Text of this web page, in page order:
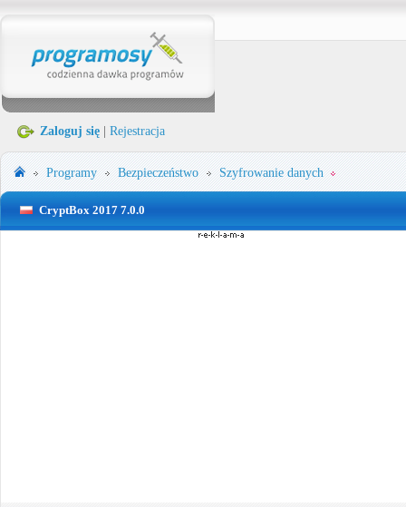
Zaloguj się Rejestracja
Programy Bezpieczeństwo Szyfrowanie danych
CryptBox 2017 7.0.0